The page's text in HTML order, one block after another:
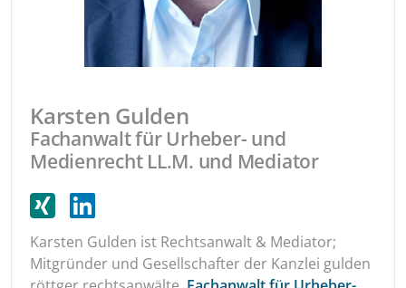
Karsten Gulden
Fachanwalt für Urheber- und
Medienrecht LL.M. und Mediator
Karsten Gulden ist Rechtsanwalt & Mediator;
Mitgründer und Gesellschafter der Kanzlei gulden